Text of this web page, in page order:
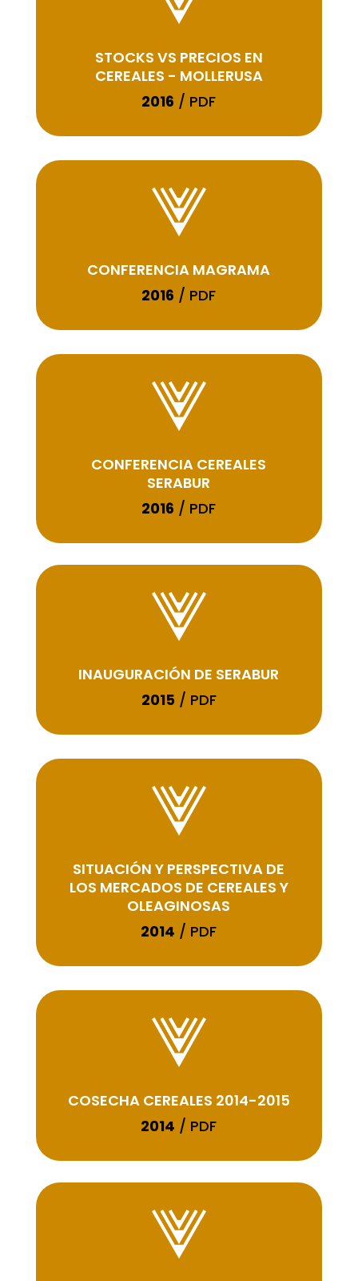
STOCKS VS PRECIOS EN
CEREALES - MOLLERUSA
2016 / PDF
CONFERENCIA MAGRAMA
2016 / PDF
CONFERENCIA CEREALES
SERABUR
2016 / PDF
INAUGURACIÓN DE SERABUR
2015 / PDF
SITUACIÓN Y PERSPECTIVA DE
LOS MERCADOS DE CEREALES Y
OLEAGINOSAS
2014 / PDF
COSECHA CEREALES 2014-2015
2014 / PDF